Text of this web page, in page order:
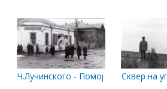
Ч.Лучинского - ПоморскаяСквер на